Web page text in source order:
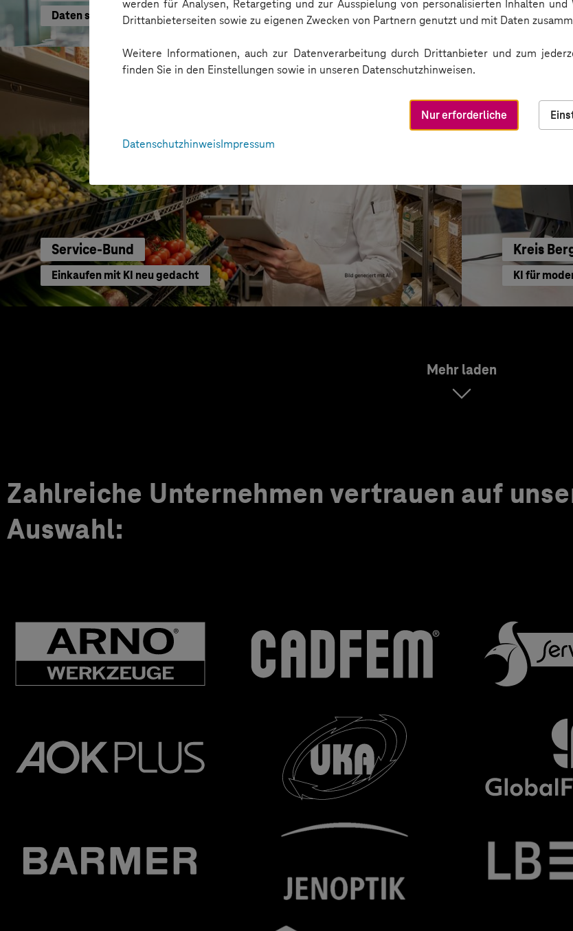
werden für Analysen, Retargeting und zur Ausspielung von personalisierten Inhalten
Drittanbieterseiten sowie zu eigenen Zwecken von Partnern genutzt und mit Daten
Weitere Informationen, auch zur Datenverarbeitung durch Drittanbieter und zum
finden Sie in den Einstellungen sowie in unseren Datenschutzhinweisen.
Nur erforderliche
DatenschutzhinweisImpressum
Daten schneller nutzen Sichere
Service-Bund
Einkaufen mit KI neu gedacht
Kreis
KI für
Mehr laden
Zahlreiche Unternehmen vertrauen auf
Auswahl: